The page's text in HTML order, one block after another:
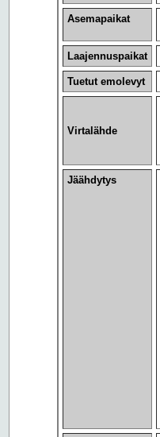
Asemapaikat
Laajennuspaikat
Tuetut emolevyt
Virtalähde
Jäähdytys